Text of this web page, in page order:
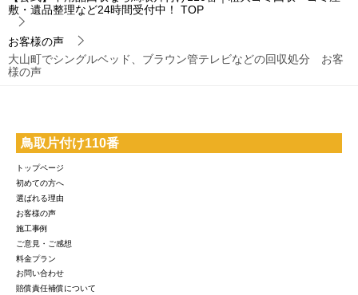
敷・遺品整理など24時間受付中！
TOP
お客様の声
大山町でシングルベッド、ブラウン管テレビなどの回収処分 お客
様の声
鳥取片付け110番
トップページ
初めての方へ
選ばれる理由
お客様の声
施工事例
ご意見・ご感想
料金プラン
お問い合わせ
賠償責任補償について